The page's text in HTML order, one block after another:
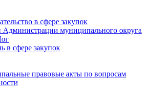
в сфере закупок
Администрации муниципального округа
в сфере закупок
правовые акты по вопросам